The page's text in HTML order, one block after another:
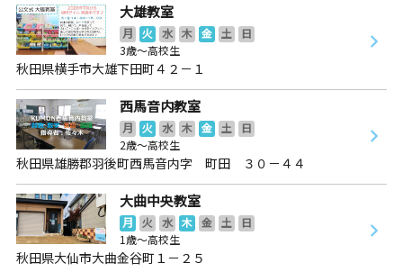
大雄教室
月 火 水 木 金 土
日
3歳～高校生
秋田県横手市大雄下田町４２－１
西馬音内教室
月 火 水 木 金 土
日
2歳～高校生
秋田県雄勝郡羽後町西馬音内字 町田 ３０－４４
大曲中央教室
月 火 水 木 金 土
日
1歳～高校生
秋田県大仙市大曲金谷町１－２５